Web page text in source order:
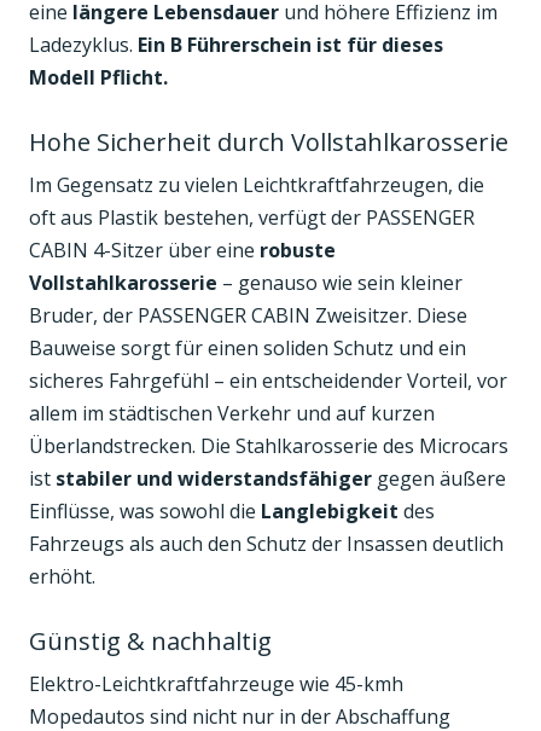
eine längere Lebensdauer und höhere Effizienz im
Ladezyklus. Ein B Führerschein ist für dieses
Modell Pflicht.
Hohe Sicherheit durch Vollstahlkarosserie
Im Gegensatz zu vielen Leichtkraftfahrzeugen, die
oft aus Plastik bestehen, verfügt der PASSENGER
CABIN 4-Sitzer über eine robuste
Vollstahlkarosserie – genauso wie sein kleiner
Bruder, der PASSENGER CABIN Zweisitzer. Diese
Bauweise sorgt für einen soliden Schutz und ein
sicheres Fahrgefühl – ein entscheidender Vorteil, vor
allem im städtischen Verkehr und auf kurzen
Überlandstrecken. Die Stahlkarosserie des Microcars
ist stabiler und widerstandsfähiger gegen äußere
Einflüsse, was sowohl die Langlebigkeit des
Fahrzeugs als auch den Schutz der Insassen deutlich
erhöht.
Günstig & nachhaltig
Elektro-Leichtkraftfahrzeuge wie 45-kmh
Mopedautos sind nicht nur in der Abschaffung